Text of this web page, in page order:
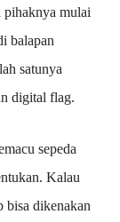
pihaknya mulai
balapan
satunya
digital flag.
sepeda
Kalau
bisa dikenakan